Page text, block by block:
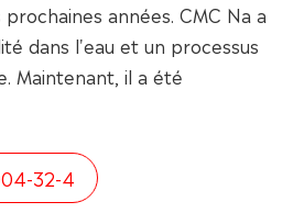
années. CMC Na a
dans l'eau et un processus
Maintenant, il a été
32-4